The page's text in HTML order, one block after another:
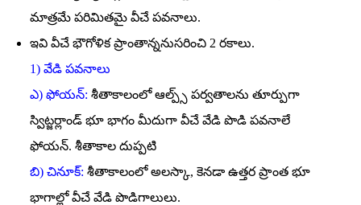
మాత్రమే పరిమితమై వీచే పవనాలు.
ఇవి వీచే భౌగోళిక ప్రాంతాన్ననుసరించి 2 రకాలు.
1) వేడి పవనాలు
ఎ) ఫోయన్‌: శీతాకాలంలో ఆల్ప్స్‌ పర్వతాలను తూర్పుగా
స్విట్జర్లాండ్‌ భూ భాగం మీదుగా వీచే వేడి పొడి పవనాలే
ఫోయన్‌. శీతాకాల దుప్పటి
బి) చినూక్‌: శీతాకాలంలో అలస్కా, కెనడా ఉత్తర ప్రాంత భూ
భాగాల్లో వీచే వేడి పొడిగాలులు.